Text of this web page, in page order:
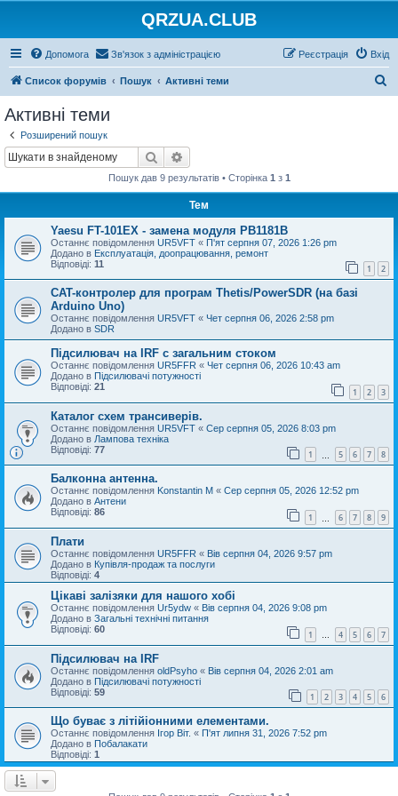
QRZUA.CLUB
Допомога Зв'язок з адміністрацією Вхід
Реєстрація
Список форумів Пошук Активні теми
Активні теми
Розширений пошук
Пошук
Пошук дав 9 результатів • Сторінка 1 з 1
Тем
Yaesu FT-101EX - замена модуля PB1181B
Останнє повідомлення UR5VFT « П'ят серпня 07, 2026 1:26 pm
Додано в Експлуатація, доопрацювання, ремонт
Відповіді: 11 1 2
CAT-контролер для програм Thetis/PowerSDR (на базі
Arduino Uno)
Останнє повідомлення UR5VFT « Чет серпня 06, 2026 2:58 pm
Додано в SDR
Підсилювач на IRF с загальним стоком
Останнє повідомлення UR5FFR « Чет серпня 06, 2026 10:43 am
Додано в Підсилювачі потужності
Відповіді: 21 1 2 3
Каталог схем трансиверів.
Останнє повідомлення UR5VFT « Сер серпня 05, 2026 8:03 pm
Додано в Лампова техніка
Відповіді: 77 1 5 6 7 8
Балконна антенна.
Останнє повідомлення Konstantin M « Сер серпня 05, 2026 12:52 pm
Додано в Антени
Відповіді: 86 1 6 7 8 9
Плати
Останнє повідомлення UR5FFR « Вів серпня 04, 2026 9:57 pm
Додано в Купівля-продаж та послуги
Відповіді: 4
Цікаві залізяки для нашого хобі
Останнє повідомлення Ur5ydw « Вів серпня 04, 2026 9:08 pm
Додано в Загальні технічні питання
Відповіді: 60 1 … 4 5 6 7
Підсилювач на IRF
Останнє повідомлення oldPsyho « Вів серпня 04, 2026 2:01 am
Додано в Підсилювачі потужності
Відповіді: 59 1 2 3 4 5 6
Що буває з літійіонними елементами.
Останнє повідомлення Ігор Віт. « П'ят липня 31, 2026 7:52 pm
Додано в Побалакати
Відповіді: 1